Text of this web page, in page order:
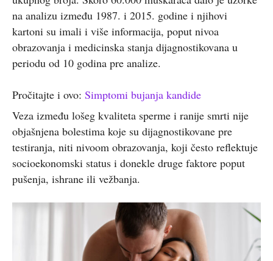
na analizu između 1987. i 2015. godine i njihovi
kartoni su imali i više informacija, poput nivoa
obrazovanja i medicinska stanja dijagnostikovana u
periodu od 10 godina pre analize.
Pročitajte i ovo: Simptomi bujanja kandide
Veza između lošeg kvaliteta sperme i ranije smrti nije
objašnjena bolestima koje su dijagnostikovane pre
testiranja, niti nivoom obrazovanja, koji često reflektuje
socioekonomski status i donekle druge faktore poput
pušenja, ishrane ili vežbanja.